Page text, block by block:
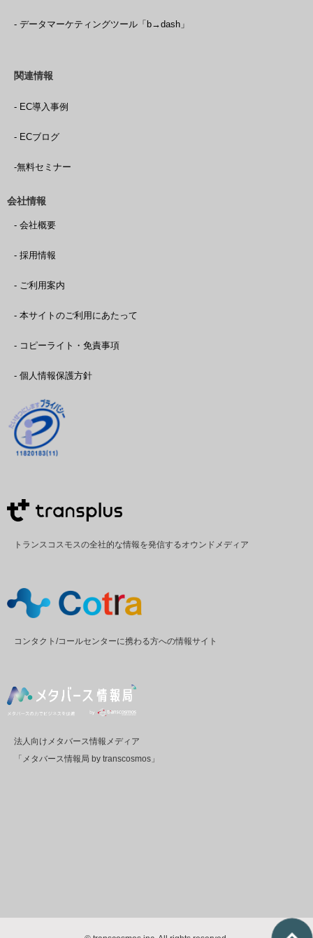
- データマーケティングツール「b→dash」
関連情報
- EC導入事例
- ECブログ
-無料セミナー
会社情報
- 会社概要
- 採用情報
- ご利用案内
- 本サイトのご利用にあたって
- コピーライト・免責事項
- 個人情報保護方針
トランスコスモスの全社的な情報を発信するオウンドメディア
コンタクト/コールセンターに携わる方への情報サイト
法人向けメタバース情報メディア
「メタバース情報局 by transcosmos」